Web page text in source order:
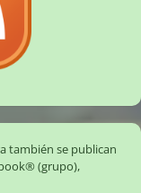
también se publican
(grupo),